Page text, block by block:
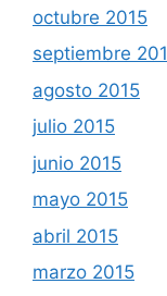
octubre 2015
septiembre
agosto 2015
julio 2015
junio 2015
mayo 2015
abril 2015
marzo 2015